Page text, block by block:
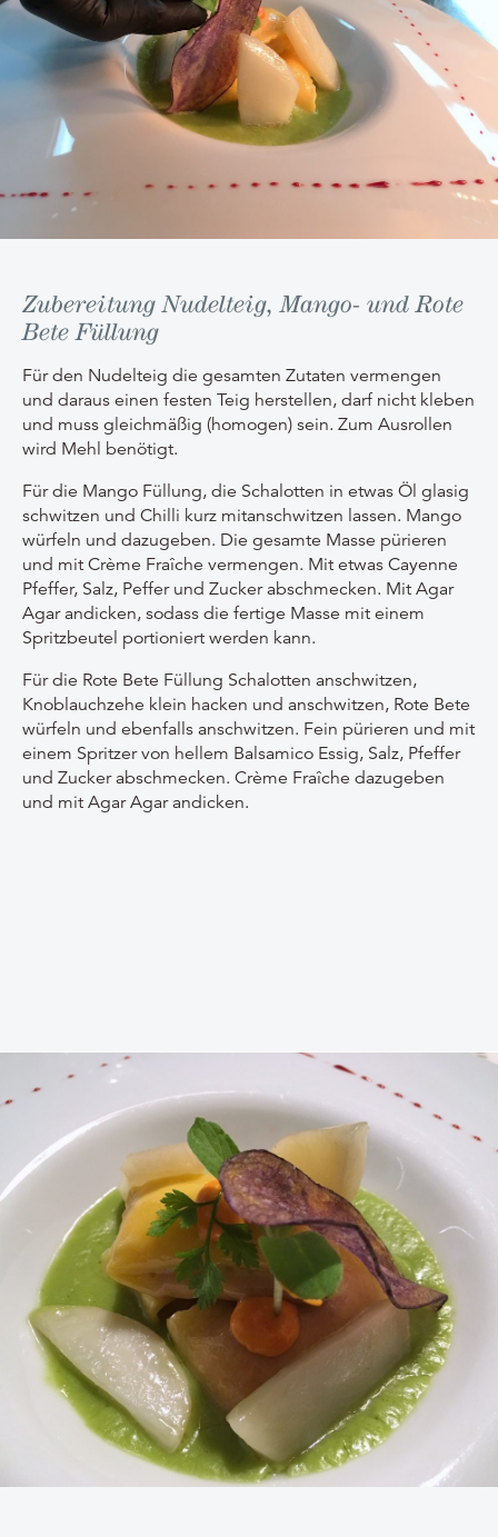
Zubereitung Nudelteig, Mango- und Rote
Bete Füllung
Für den Nudelteig die gesamten Zutaten vermengen
und daraus einen festen Teig herstellen, darf nicht kleben
und muss gleichmäßig (homogen) sein. Zum Ausrollen
wird Mehl benötigt.
Für die Mango Füllung, die Schalotten in etwas Öl glasig
schwitzen und Chilli kurz mitanschwitzen lassen. Mango
würfeln und dazugeben. Die gesamte Masse pürieren
und mit Crème Fraîche vermengen. Mit etwas Cayenne
Pfeffer, Salz, Peffer und Zucker abschmecken. Mit Agar
Agar andicken, sodass die fertige Masse mit einem
Spritzbeutel portioniert werden kann.
Für die Rote Bete Füllung Schalotten anschwitzen,
Knoblauchzehe klein hacken und anschwitzen, Rote Bete
würfeln und ebenfalls anschwitzen. Fein pürieren und mit
einem Spritzer von hellem Balsamico Essig, Salz, Pfeffer
und Zucker abschmecken. Crème Fraîche dazugeben
und mit Agar Agar andicken.